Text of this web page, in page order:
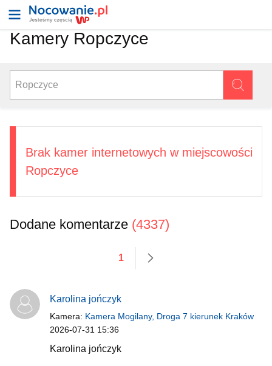
Kamery Ropczyce
Brak kamer internetowych w miejscowości
Ropczyce
Dodane komentarze (4337)
1
Karolina jończyk
Kamera: Kamera Mogilany, Droga 7 kierunek Kraków
2026-07-31 15:36
Karolina jończyk